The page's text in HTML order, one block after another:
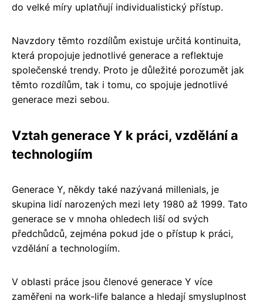
do velké míry uplatňují individualistický přístup.
Navzdory těmto rozdílům existuje určitá kontinuita,
která propojuje jednotlivé generace a reflektuje
společenské trendy. Proto je důležité porozumět jak
těmto rozdílům, tak i tomu, co spojuje jednotlivé
generace mezi sebou.
Vztah generace Y k práci, vzdělání a
technologiím
Generace Y, někdy také nazývaná millenials, je
skupina lidí narozených mezi lety 1980 až 1999. Tato
generace se v mnoha ohledech liší od svých
předchůdců, zejména pokud jde o přístup k práci,
vzdělání a technologiím.
V oblasti práce jsou členové generace Y více
zaměřeni na work-life balance a hledají smysluplnost